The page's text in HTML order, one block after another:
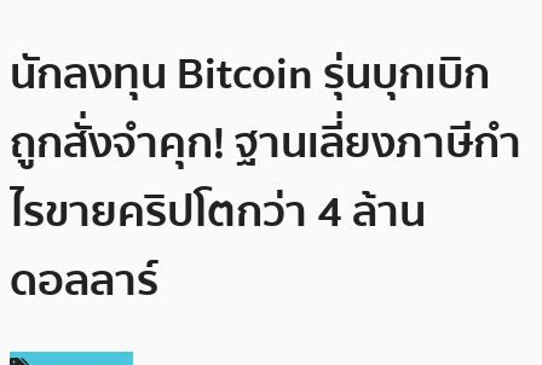
นักลงทุน Bitcoin รุ่นบุกเบิก
ถูกสั่งจำคุก! ฐานเลี่ยงภาษีกำ
ไรขายคริปโตกว่า 4 ล้าน
ดอลลาร์